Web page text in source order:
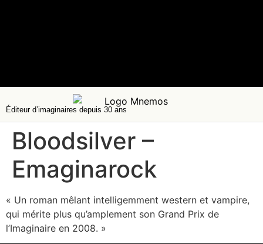
Éditeur d’imaginaires depuis 30 ans
Bloodsilver –
Emaginarock
« Un roman mêlant intelligemment western et vampire,
qui mérite plus qu’amplement son Grand Prix de
l’Imaginaire en 2008. »